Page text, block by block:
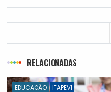
RELACIONADAS
EDUCAÇÃO ITAPEVI